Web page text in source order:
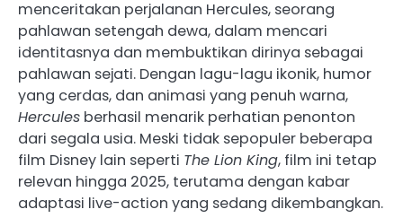
menceritakan perjalanan Hercules, seorang
pahlawan setengah dewa, dalam mencari
identitasnya dan membuktikan dirinya sebagai
pahlawan sejati. Dengan lagu-lagu ikonik, humor
yang cerdas, dan animasi yang penuh warna,
Hercules berhasil menarik perhatian penonton
dari segala usia. Meski tidak sepopuler beberapa
film Disney lain seperti The Lion King, film ini tetap
relevan hingga 2025, terutama dengan kabar
adaptasi live-action yang sedang dikembangkan.